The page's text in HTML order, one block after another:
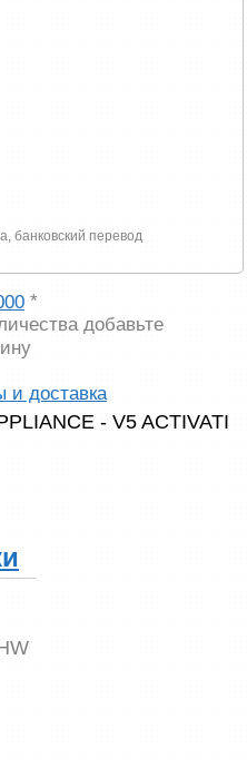
банковский перевод
*
добавьте
и доставка
- V5 ACTIVATI